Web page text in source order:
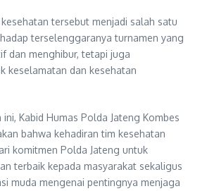
tersebut menjadi salah satu
terselenggaranya turnamen yang
dan menghibur, tetapi juga
keselamatan dan kesehatan
Kabid Humas Polda Jateng Kombes
bahwa kehadiran tim kesehatan
komitmen Polda Jateng untuk
terbaik kepada masyarakat sekaligus
muda mengenai pentingnya menjaga